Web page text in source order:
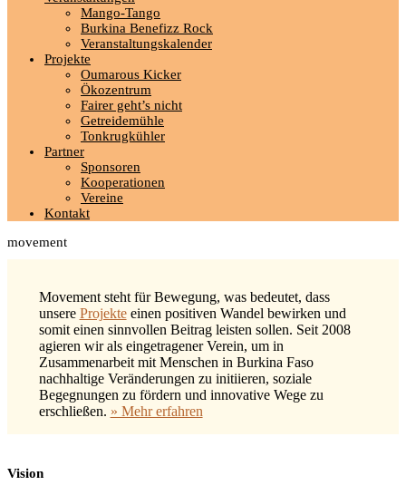
Mango-Tango
Burkina Benefizz Rock
Veranstaltungskalender
Projekte
Oumarous Kicker
Ökozentrum
Fairer geht’s nicht
Getreidemühle
Tonkrugkühler
Partner
Sponsoren
Kooperationen
Vereine
Kontakt
movement
Movement steht für Bewegung, was bedeutet, dass
unsere Projekteeinen positiven Wandel bewirken und
somit einen sinnvollen Beitrag leisten sollen. Seit 2008
agieren wir als eingetragener Verein, um in
Zusammenarbeit mit Menschen in Burkina Faso
nachhaltige Veränderungen zu initiieren, soziale
Begegnungen zu fördern und innovative Wege zu
erschließen. » Mehr erfahren
Vision